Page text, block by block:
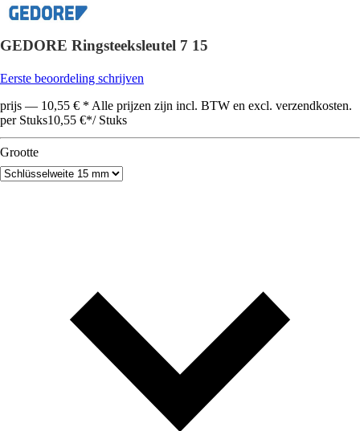
GEDORE Ringsteeksleutel 7 15
Eerste beoordeling schrijven
prijs — 10,55 € * Alle prijzen zijn incl. BTW en excl. verzendkosten.
per Stuks10,55 €*/ Stuks
Grootte